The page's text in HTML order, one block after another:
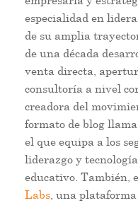
especialidad en
de su amplia
de una década
venta directa,
consultoría a nivel
creadora del
formato de blog
el que equipa a los
liderazgo y
educativo. También,
Labs, una